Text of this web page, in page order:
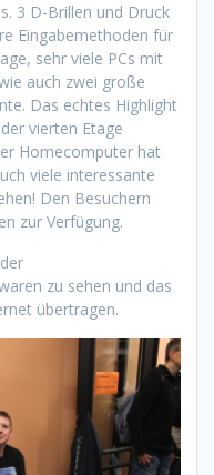
3 D-Brillen und Druck
Eingabemethoden für
sehr viele PCs mit
auch zwei große
Das echtes Highlight
vierten Etage
Homecomputer hat
viele interessante
Den Besuchern
zur Verfügung.
zu sehen und das
übertragen.